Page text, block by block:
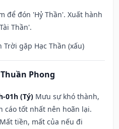
để đón 'Hỷ Thần'. Xuất hành
Thần'.
gặp Hạc Thần (xấu)
Phong
01h (Tý) Mưu sự khó thành,
cáo tốt nhất nên hoãn lại.
tiền, mất của nếu đi